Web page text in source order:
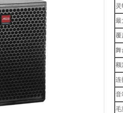
最
覆
舞
额
连
音
毛